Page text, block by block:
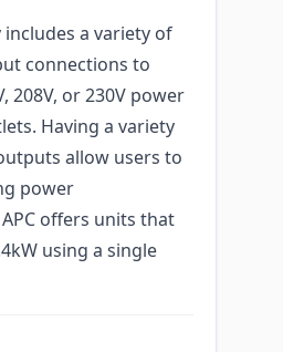
a variety of
connections to
208V, or 230V power
Having a variety
allow users to
power
offers units that
using a single